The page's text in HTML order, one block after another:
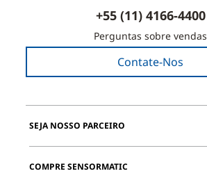
+55 (11) 4166-4400
Perguntas sobre vendas
Contate-Nos
SEJA NOSSO PARCEIRO
COMPRE SENSORMATIC